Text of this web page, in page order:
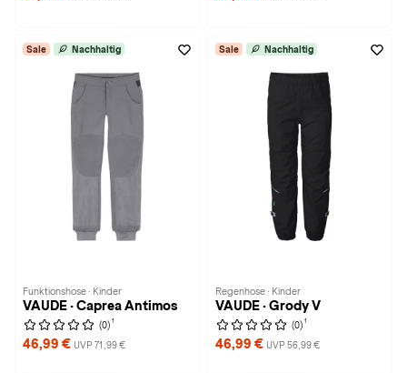
Sale Nachhaltig
Funktionshose · Kinder
VAUDE · Caprea Antimos
(0) 1
46,99 € UVP 71,99 €
Sale Nachhaltig
Regenhose · Kinder
VAUDE · Grody V
(0) 1
46,99 € UVP 56,99 €